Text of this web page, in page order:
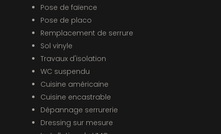
Pose de faïence
Pose de placo
Remplacement de serrure
Sol vinyle
Travaux d'isolation
WC suspendu
Cuisine américaine
Cuisine encastrable
Dépannage serrurerie
Dressing sur mesure